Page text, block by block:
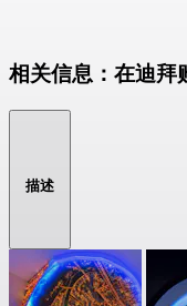
相关信息：在迪拜
描述